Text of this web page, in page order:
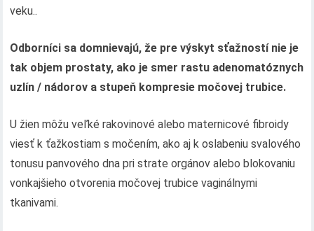
veku..
Odborníci sa domnievajú, že pre výskyt sťažností nie je
tak objem prostaty, ako je smer rastu adenomatóznych
uzlín / nádorov a stupeň kompresie močovej trubice.
U žien môžu veľké rakovinové alebo maternicové fibroidy
viesť k ťažkostiam s močením, ako aj k oslabeniu svalového
tonusu panvového dna pri strate orgánov alebo blokovaniu
vonkajšieho otvorenia močovej trubice vaginálnymi
tkanivami.